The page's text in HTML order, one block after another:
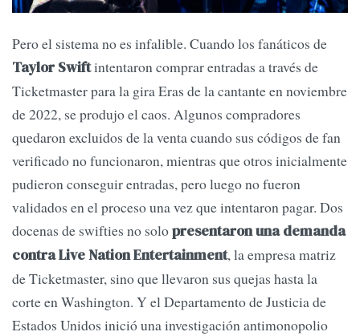
Pero el sistema no es infalible. Cuando los fanáticos de
Taylor Swiftintentaron comprar entradas a través de
Ticketmaster para la gira Eras de la cantante en noviembre
de 2022, se produjo el caos. Algunos compradores
quedaron excluidos de la venta cuando sus códigos de fan
verificado no funcionaron, mientras que otros inicialmente
pudieron conseguir entradas, pero luego no fueron
validados en el proceso una vez que intentaron pagar. Dos
docenas de swifties no solopresentaron una demanda
contra Live Nation Entertainment, la empresa matriz
de Ticketmaster, sino que llevaron sus quejas hasta la
corte en Washington. Y el Departamento de Justicia de
Estados Unidos inició una investigación antimonopolio